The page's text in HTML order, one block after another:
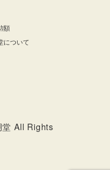
額
について
堂 All Rights